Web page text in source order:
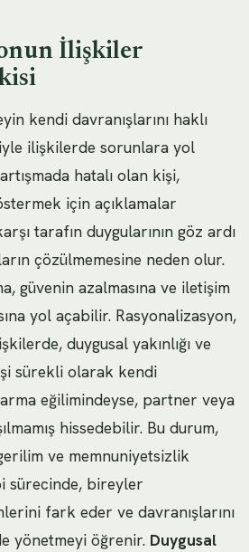
İlişkiler
kendi davranışlarını haklı
ilişkilerde sorunlara yol
hatalı olan kişi,
için açıklamalar
tarafın duygularının göz ardı
çözülmemesine neden olur.
güvenin azalmasına ve iletişim
yol açabilir. Rasyonalizasyon,
duygusal yakınlığı ve
sürekli olarak kendi
eğilimindeyse, partner veya
hissedebilir. Bu durum,
ve memnuniyetsizlik
sürecinde, bireyler
fark eder ve davranışlarını
yönetmeyi öğrenir. Duygusal